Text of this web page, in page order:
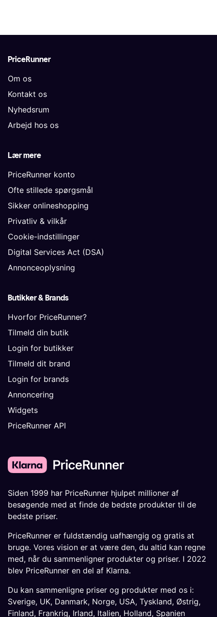
PriceRunner
Om os
Kontakt os
Nyhedsrum
Arbejd hos os
Lær mere
PriceRunner konto
Ofte stillede spørgsmål
Sikker onlineshopping
Privatliv & vilkår
Cookie-indstillinger
Digital Services Act (DSA)
Annonceoplysning
Butikker & Brands
Hvorfor PriceRunner?
Tilmeld din butik
Login for butikker
Tilmeld dit brand
Login for brands
Annoncering
Widgets
PriceRunner API
Siden 1999 har PriceRunner hjulpet millioner af
besøgende med at finde de bedste produkter til de
bedste priser.
PriceRunner er fuldstændig uafhængig og gratis at
bruge. Vores vision er at være den, du altid kan regne
med, når du sammenligner produkter og priser. I 2022
blev PriceRunner en del af Klarna.
Du kan sammenligne priser og produkter med os i:
Sverige, UK, Danmark, Norge, USA, Tyskland, Østrig,
Finland, Frankrig, Irland, Italien, Holland, Spanien